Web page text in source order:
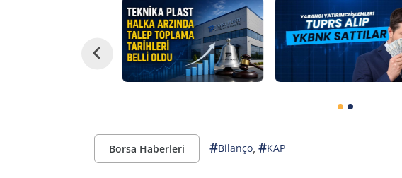
Borsa Haberleri #Bilanço, #KAP